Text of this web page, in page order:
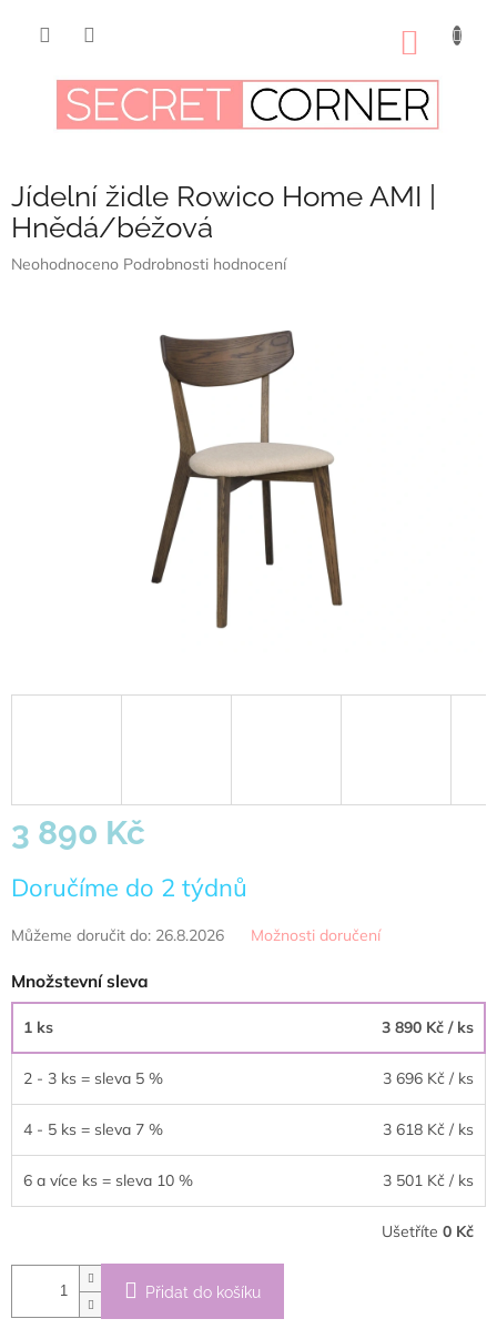
Jídelní židle Rowico Home AMI |
Hnědá/béžová
Průměrné
Neohodnoceno Podrobnosti hodnocení
3 890 Kč
cena:
Doručíme do 2 týdnů
Můžeme doručit do: 26.8.2026 Možnosti doručení
Množstevní sleva
1 ks 3 890 Kč / ks
2 - 3 ks = sleva 5 % 3 696 Kč / ks
4 - 5 ks = sleva 7 % 3 618 Kč / ks
6 a více ks = sleva 10 % 3 501 Kč / ks
Ušetříte 0 Kč
Přidat do košíku